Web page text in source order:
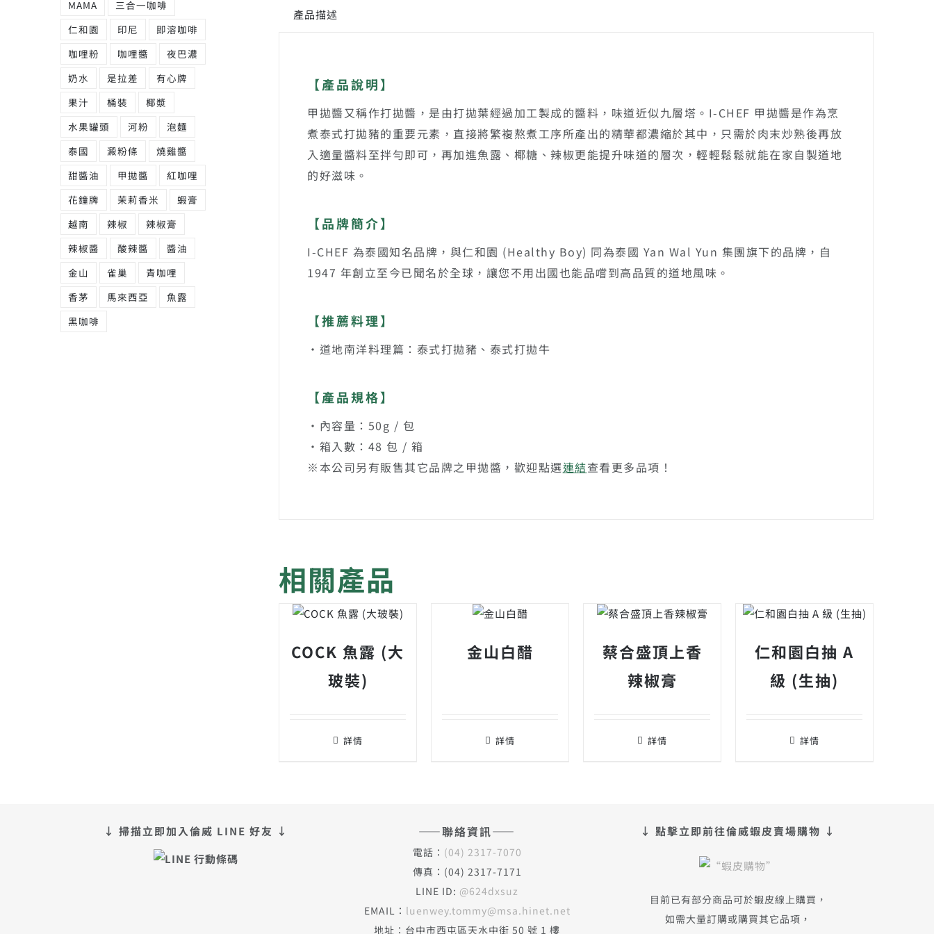
產品描述
【產品說明】
甲拋醬又稱作打拋醬，是由打拋葉經過加工製成的醬料，味道近似九層塔。I-CHEF 甲拋醬是作為烹
煮泰式打拋豬的重要元素，直接將繁複熬煮工序所產出的精華都濃縮於其中，只需於肉末炒熟後再放
入適量醬料至拌勻即可，再加進魚露、椰糖、辣椒更能提升味道的層次，輕輕鬆鬆就能在家自製道地
的好滋味。
【品牌簡介】
I-CHEF 為泰國知名品牌，與仁和園 (Healthy Boy) 同為泰國 Yan Wal Yun 集團旗下的品牌，自
1947 年創立至今已聞名於全球，讓您不用出國也能品嚐到高品質的道地風味。
【推薦料理】
・道地南洋料理篇：泰式打拋豬、泰式打拋牛
【產品規格】
・內容量：50g / 包
・箱入數：48 包 / 箱
※本公司另有販售其它品牌之甲拋醬，歡迎點選連結查看更多品項！
相關產品
COCK 魚露 (大
玻裝)
詳情
金山白醋
詳情
蔡合盛頂上香
辣椒膏
詳情
仁和園白抽 A
級 (生抽)
詳情
MAMA
三合一咖啡
仁和園
印尼
即溶咖啡
咖哩粉
咖哩醬
夜巴濃
奶水
是拉差
有心牌
果汁
桶裝
椰漿
水果罐頭
河粉
泡麵
泰國
澱粉條
燒雞醬
甜醬油
甲拋醬
紅咖哩
花鐘牌
茉莉香米
蝦膏
越南
辣椒
辣椒膏
辣椒醬
酸辣醬
醬油
金山
雀巢
青咖哩
香茅
馬來西亞
魚露
黑咖啡
↓ 掃描立即加入倫威 LINE 好友 ↓ ——聯絡資訊——
電話： (04) 2317-7070
傳真：(04) 2317-7171
LINE ID: @624dxsuz
EMAIL： luenwey.tommy@msa.hinet.net
地址：台中市西屯區天水中街 50 號 1 樓
↓ 點擊立即前往倫威蝦皮賣場購物 ↓
目前已有部分商品可於蝦皮線上購買，
如需大量訂購或購買其它品項，